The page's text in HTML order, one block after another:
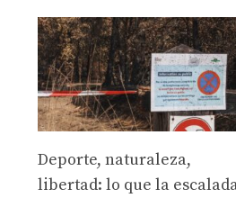
Deporte, naturaleza,
libertad: lo que la